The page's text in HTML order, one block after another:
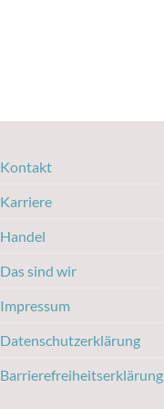
Kontakt
Karriere
Handel
Das sind wir
Impressum
Datenschutzerklärung
Barrierefreiheitserklärung